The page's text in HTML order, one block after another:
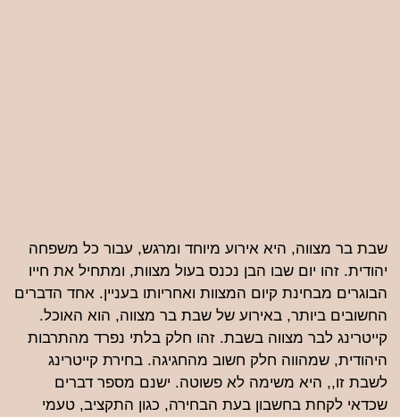
שבת בר מצווה, היא אירוע מיוחד ומרגש, עבור כל משפחה
יהודית. זהו יום שבו הבן נכנס בעול מצוות, ומתחיל את חייו
הבוגרים מבחינת קיום המצוות ואחריותו בעניין. אחד הדברים
החשובים ביותר, באירוע של שבת בר מצווה, הוא האוכל.
קייטרינג לבר מצווה בשבת. זהו חלק בלתי נפרד מהתרבות
היהודית, שמהווה חלק חשוב מהחגיגה. בחירת קייטרינג
לשבת זו,, היא משימה לא פשוטה. ישנם מספר דברים
שכדאי לקחת בחשבון בעת הבחירה, כגון התקציב, טעמי